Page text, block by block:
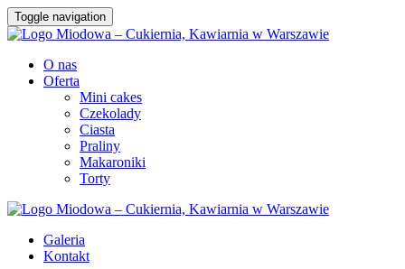
Toggle navigation
O nas
Oferta
Mini cakes
Czekolady
Ciasta
Praliny
Makaroniki
Torty
Galeria
Kontakt